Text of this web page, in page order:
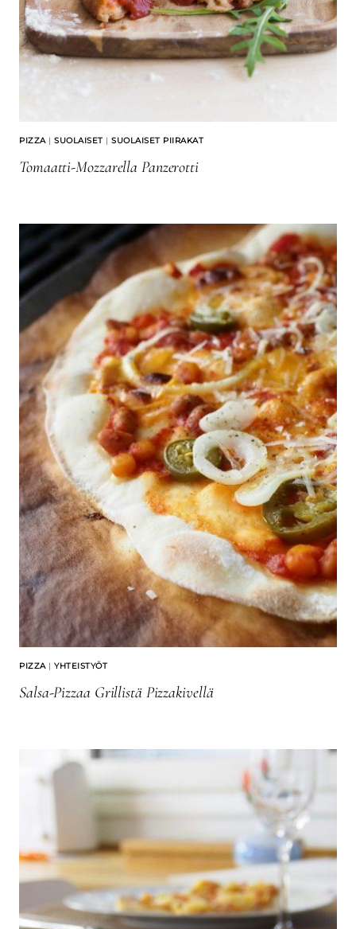
PIZZA| SUOLAISET | SUOLAISET PIIRAKAT
Tomaatti-Mozzarella Panzerotti
PIZZA| YHTEISTYÖT
Salsa-Pizzaa Grillistä Pizzakivellä